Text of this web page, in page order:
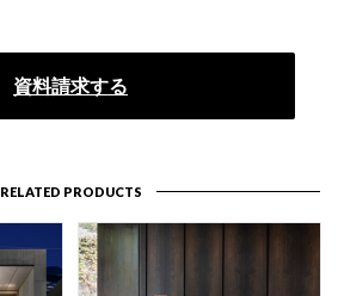
資料請求する
RELATED PRODUCTS